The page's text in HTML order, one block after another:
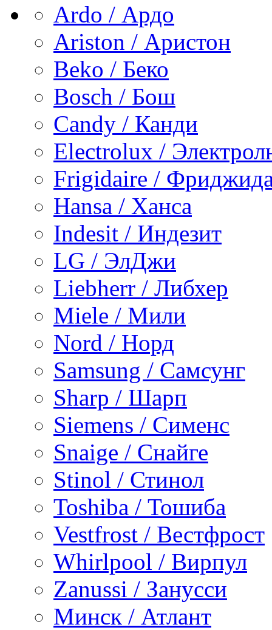
Ardo / Ардо
Ariston / Аристон
Beko / Беко
Bosch / Бош
Candy / Канди
Electrolux /
Frigidaire /
Hansa / Ханса
Indesit / Индезит
LG / ЭлДжи
Liebherr / Либхер
Miele / Мили
Nord / Норд
Samsung / Самсунг
Sharp / Шарп
Siemens / Сименс
Snaige / Снайге
Stinol / Стинол
Toshiba / Тошиба
Vestfrost / Вестфрост
Whirlpool / Вирпул
Zanussi / Занусси
Минск / Атлант